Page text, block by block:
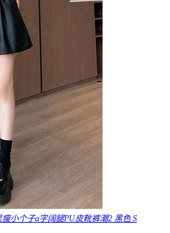
小个子a字阔腿PU皮靴裤潮2 黑色 S